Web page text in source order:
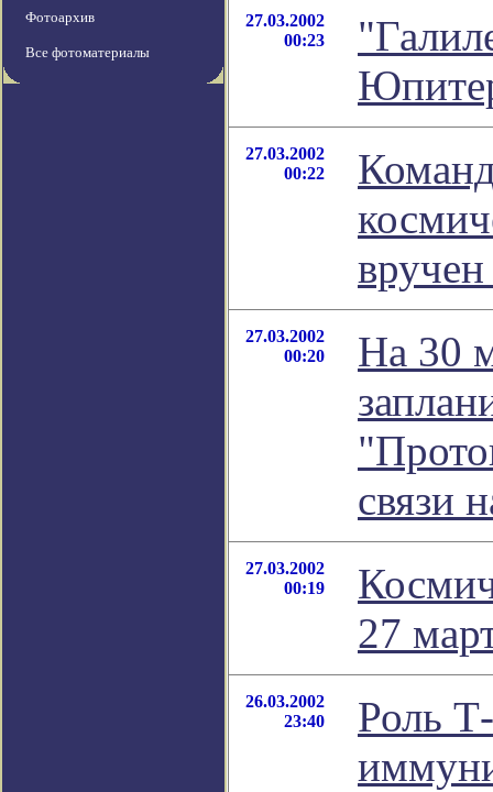
Фотоархив
Все фотоматериалы
27.03.2002
00:23
27.03.2002
00:22
27.03.2002
00:20
На 30
связи
27.03.2002
00:19
27
26.03.2002
23:40
Роль